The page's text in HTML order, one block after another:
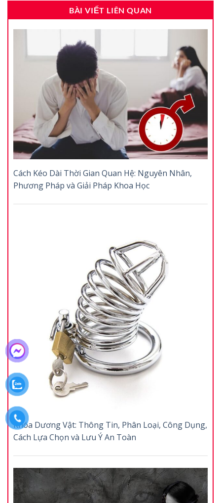
BÀI VIẾT LIÊN QUAN
Cách Kéo Dài Thời Gian Quan Hệ: Nguyên Nhân,
Phương Pháp và Giải Pháp Khoa Học
Khóa Dương Vật: Thông Tin, Phân Loại, Công Dụng,
Cách Lựa Chọn và Lưu Ý An Toàn